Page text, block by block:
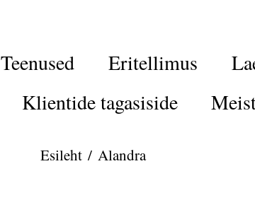
Teenused Eritellimus
Klientide tagasiside
Esileht / Alandra